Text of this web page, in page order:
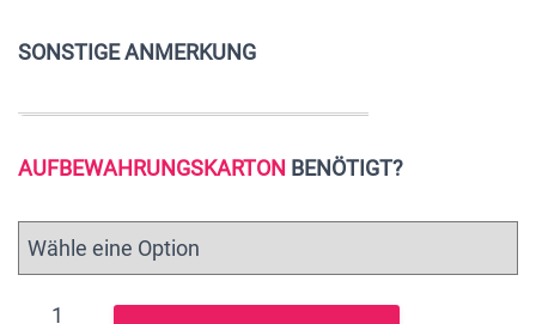
SONSTIGE ANMERKUNG
AUFBEWAHRUNGSKARTON BENÖTIGT?
Trauerkerze